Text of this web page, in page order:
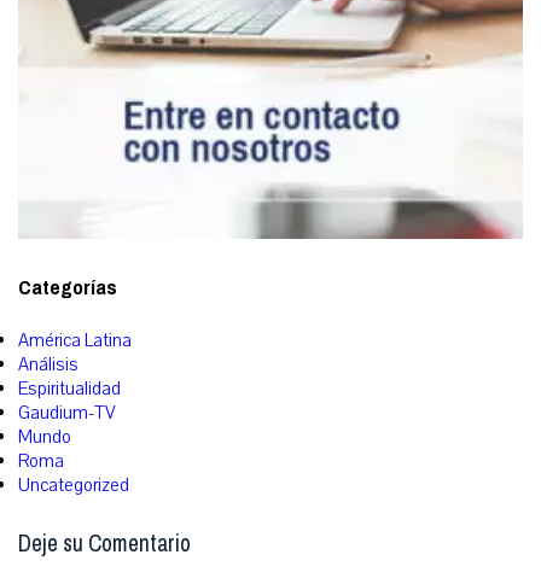
Categorías
América Latina
Análisis
Espiritualidad
Gaudium-TV
Mundo
Roma
Uncategorized
Deje su Comentario